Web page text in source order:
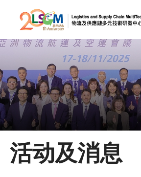
跳到内容（按回车键
会
A A
主页
关于LSCM
活动及消息